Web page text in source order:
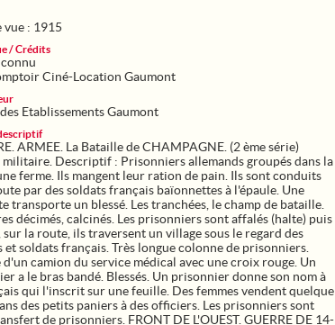
vue : 1915
/ Crédits
Ciné-Location Gaumont
Etablissements Gaumont
ARMEE. La Bataille de CHAMPAGNE. (2 ème série)
militaire. Descriptif : Prisonniers allemands groupés dans la
ferme. Ils mangent leur ration de pain. Ils sont conduits
par des soldats français baïonnettes à l'épaule. Une
transporte un blessé. Les tranchées, le champ de bataille.
décimés, calcinés. Les prisonniers sont affalés (halte) puis
sur la route, ils traversent un village sous le regard des
soldats français. Très longue colonne de prisonniers.
d'un camion du service médical avec une croix rouge. Un
a le bras bandé. Blessés. Un prisonnier donne son nom à
qui l'inscrit sur une feuille. Des femmes vendent quelque
des petits paniers à des officiers. Les prisonniers sont
de prisonniers. FRONT DE L'OUEST. GUERRE DE 14-